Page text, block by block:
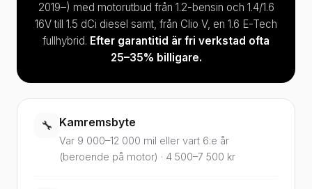
2019–) med motorutbud från 1.2-bensin och 1.4/1.6
16V till 1.5 dCi diesel samt, från Clio V, en 1.6 E-Tech
fullhybrid. Efter garantitid är fri verkstad ofta
25–35% billigare.
🔧 Kamremsbyte
Var 9 000–12 000 mil eller vart 6:e år
(beroende på motor) · 4 500–7 500 kr